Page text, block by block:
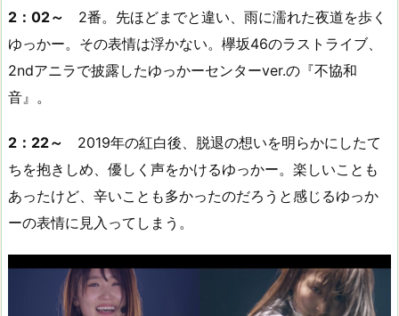
2：02～ 2番。先ほどまでと違い、雨に濡れた夜道を歩く
ゆっかー。その表情は浮かない。欅坂46のラストライブ、
2ndアニラで披露したゆっかーセンターver.の『不協和
音』。
2：22～ 2019年の紅白後、脱退の想いを明らかにしたて
ちを抱きしめ、優しく声をかけるゆっかー。楽しいことも
あったけど、辛いことも多かったのだろうと感じるゆっか
ーの表情に見入ってしまう。